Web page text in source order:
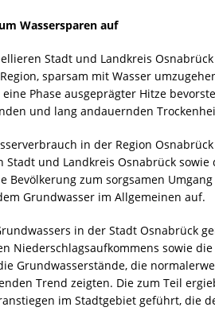
Wassersparen auf
Stadt und Landkreis
sparsam mit Wasser
Phase ausgeprägter Hitze
und lang andauernden
in der Region
und Landkreis Osnabrück sowie
Bevölkerung zum sorgsamen
Grundwasser im Allgemeinen auf.
in der Stadt Osnabrück
Niederschlagsaufkommens sowie
Grundwasserstände, die
Trend zeigten. Die zum Teil
im Stadtgebiet geführt, die